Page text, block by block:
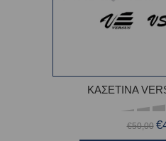
ΚΑΣΕΤΙΝΑ
€50,00